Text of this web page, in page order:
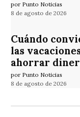
por Punto Noticias
8 de agosto de 2026
Cuándo
las
ahorrar
por Punto Noticias
8 de agosto de 2026